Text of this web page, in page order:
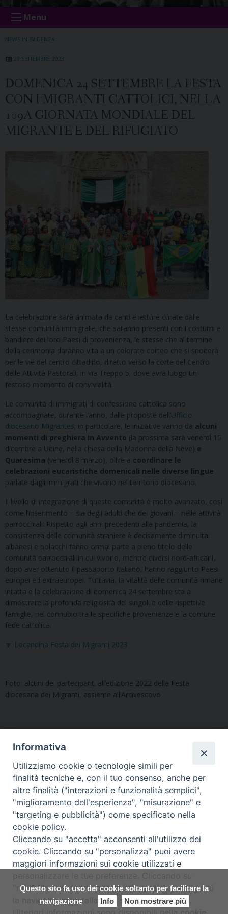
Questo sito fa uso dei cookie soltanto per facilitare la
navigazione
Info Non mostrare più
Menu
NEWS IN EVIDENZA
20 SETTEMBRE 2023
DOMENICA 24 SETTEMBRE LA FESTA
CON I MIGRANTI CATTOLICI, NELLA
109A GIORNATA MONDIALE DEL
MIGRANTE E DEL RIFUGIATO
La celebrazione sarà animata da canti e letture curate dalle
stesse comunità immigrate, che saranno presenti con i costumi e
bandiere dei loro Paesi di provenienza, le stesse che al termine
della cerimonia daranno vita a un colorato corteo che si snoderà
per le vie del centro cittadino, diretto verso la corte del Centro
delle Attività Pastorali, in via Treppo 5, dove avrà luogo un
festoso momento di convivialità.
Le comunità di immigrati di confessione cattolica sono
accompagnate, durante l’anno, dalle proposte dell’Ufficio
diocesano Migrantes; in particolare, le iniziative vanno da alcuni
momenti di preghiera in Avvento (la prossima sarà venerdì 15
dicembre a Udine, nella chiesa della Madonna della Neve) e
Quaresima (venerdì 8 marzo), oltre a coordinare le
celebrazioni eucaristiche domenicali nelle diverse lingue
parlate dagli immigrati che vivono nel territorio diocesano.
Il livello di integrazione di queste comunità è molto avanzato, così
come l’inserimento – sia degli adulti che dei giovani – nelle attività
parrocchiali. Rispetto agli anni precedenti alla pandemia, la
consistenza delle comunità straniere è decisamente diminuita:
albanesi e polacchi fanno ormai parte a pieno titolo delle
comunità parrocchiali in cui vivono, mentre diversi nord-africani,
dopo aver ottenuto il passaporto italiano, hanno raggiunto Paesi
europei ed extraeuropei. Tuttavia, la vitalità delle comunità rimane
intatta e la celebrazione di domenica 24 settembre sta a
dimostrare la profonda religiosità dei singoli e delle rispettive
famiglie, nel connubio tra le specifiche provenienze e la comune
fede cattolica.
🔽 Locandina Festa dei Migranti 2023
Foto: alcuni dei partecipanti all’edizione 2022 della Festa
diocesana dei Migranti, assieme all’Arcivescovo
Il 31 marzo veglia di
preghiera per le comunità di
cattolici immigrati
Le comunità di immigrati
cattolici riunite in preghiera
per l’Avvento
Copyright © Arcidiocesi di Udine
Piazza Patriarcato, 1 - 33100 Udine
(UD) Tel. 0432.414.511 - Fax 0432.511.838 C.F. 01541850309
Informativa
Utilizziamo cookie o tecnologie simili per
finalità tecniche e, con il tuo consenso, anche per
altre finalità ("interazioni e funzionalità semplici",
"miglioramento dell'esperienza", "misurazione" e
"targeting e pubblicità") come specificato nella
cookie policy.
Cliccando su "accetta" acconsenti all'utilizzo dei
cookie. Cliccando su "personalizza" puoi avere
maggiori informazioni sui cookie utilizzati e
"rifiuta" o chiudendo questa informativa proseguirai
la navigazione installando i soli cookie tecnici.